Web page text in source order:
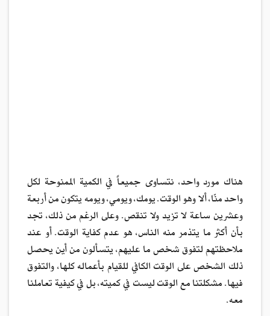
هناك مورد واحد، نتساوى جميعاً في الكمية الممنوحة لكل
واحد منّا، ألا وهو الوقت. يومك، ويومي، ويومه يتكون من أربعة
وعشرين ساعة لا تزيد ولا تنقص. وعلى الرغم من ذلك، تجد
بأن أكثر ما يتذمر منه الناس، هو عدم كفاية الوقت. أو عند
ملاحظتهم لتفوق شخص ما عليهم، يتسألون من أين يحصل
ذلك الشخص على الوقت الكافي للقيام بأعماله كلها، والتفوق
فيها. مشكلتنا مع الوقت ليست في كميته، بل في كيفية تعاملنا
معه.